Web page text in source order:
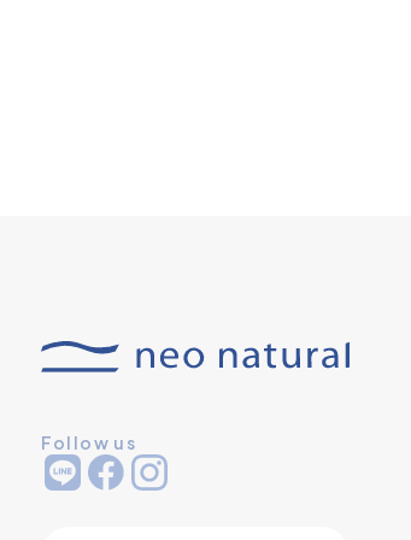
Follow us